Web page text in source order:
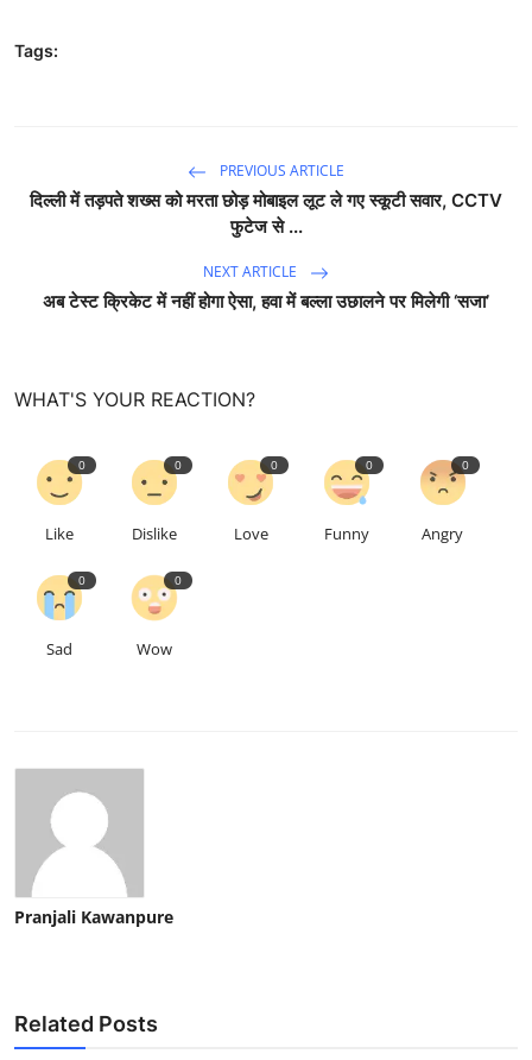
Tags:
PREVIOUS ARTICLE
दिल्ली में तड़पते शख्स को मरता छोड़ मोबाइल लूट ले गए स्कूटी सवार, CCTV
फुटेज से ...
NEXT ARTICLE
अब टेस्ट क्रिकेट में नहीं होगा ऐसा, हवा में बल्ला उछालने पर मिलेगी ‘सजा’
WHAT'S YOUR REACTION?
0
Like
0
Dislike
0
Love
0
Funny
0
Angry
0
Sad
0
Wow
Pranjali Kawanpure
Related Posts